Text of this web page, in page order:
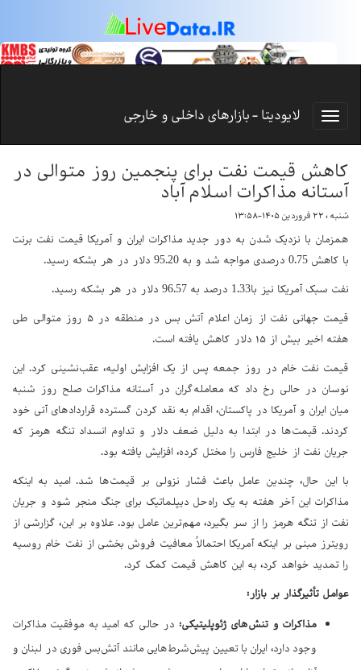
لایودیتا - بازارهای داخلی و خارجی
کاهش قیمت نفت برای پنجمین روز متوالی در
آستانه مذاکرات اسلام آباد
شنبه ، ۲۲ فروردین ۱۴۰۵-۱۳:۵۸
همزمان با نزدیک شدن به دور جدید مذاکرات ایران و آمریکا قیمت نفت برنت
با کاهش 0.75 درصدی مواجه شد و به 95.20 دلار در هر بشکه رسید.
نفت سبک آمریکا نیز با1.33 درصد به 96.57 دلار در هر بشکه رسید.
قیمت جهانی نفت از زمان اعلام آتش بس در منطقه در ۵ روز متوالی طی
هفته اخیر بیش از ۱۵ دلار کاهش یافته است.
قیمت نفت خام در روز جمعه پس از یک افزایش اولیه، عقب‌نشینی کرد. این
نوسان در حالی رخ داد که معامله‌گران در آستانه مذاکرات صلح روز شنبه
میان ایران و آمریکا در پاکستان، اقدام به نقد کردن گسترده قراردادهای آتی خود
کردند. قیمت‌ها در ابتدا به دلیل ضعف دلار و تداوم انسداد تنگه هرمز که
جریان نفت از خلیج فارس را مختل کرده، افزایش یافته بود.
با این حال، چندین عامل باعث فشار نزولی بر قیمت‌ها شد. امید به اینکه
مذاکرات این آخر هفته به یک راه‌حل دیپلماتیک برای جنگ منجر شود و جریان
نفت از تنگه هرمز را از سر بگیرد، مهم‌ترین عامل بود. علاوه بر این، گزارشی از
رویترز مبنی بر اینکه آمریکا احتمالاً معافیت فروش بخشی از نفت خام روسیه
را تمدید خواهد کرد، به این کاهش قیمت کمک کرد.
عوامل تأثیرگذار بر بازار:
مذاکرات و تنش‌های ژئوپلیتیکی: در حالی که امید به موفقیت مذاکرات
وجود دارد، ایران با تعیین پیش‌شرط‌هایی مانند آتش‌بس فوری در لبنان و